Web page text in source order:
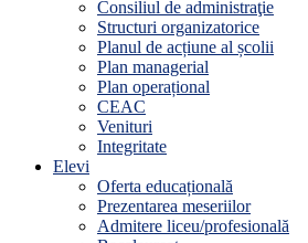
Consiliul de administraţie
Structuri organizatorice
Planul de acțiune al școlii
Plan managerial
Plan operațional
CEAC
Venituri
Integritate
Elevi
Oferta educațională
Prezentarea meseriilor
Admitere liceu/profesională